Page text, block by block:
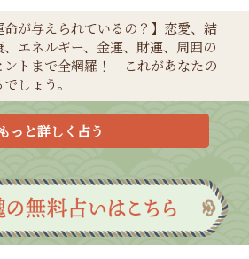
命が与えられているの？】恋愛、結
エネルギー、金運、財運、周囲の
ントまで全網羅！ これがあなたの
しょう。
もっと詳しく占う